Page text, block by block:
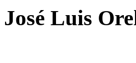
José Luis